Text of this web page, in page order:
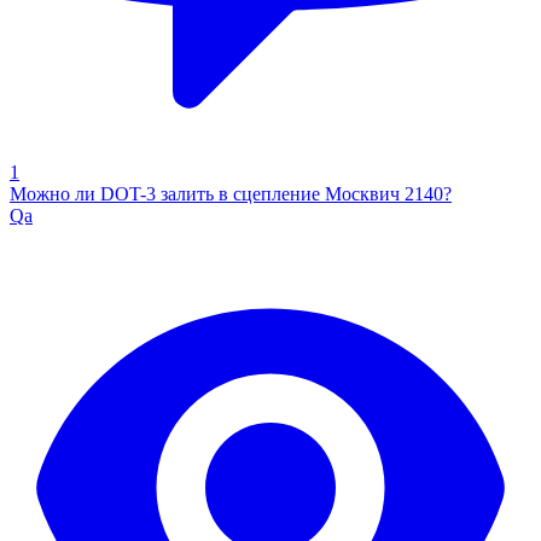
1
Можно ли DOT-3 залить в сцепление Москвич 2140?
Qa